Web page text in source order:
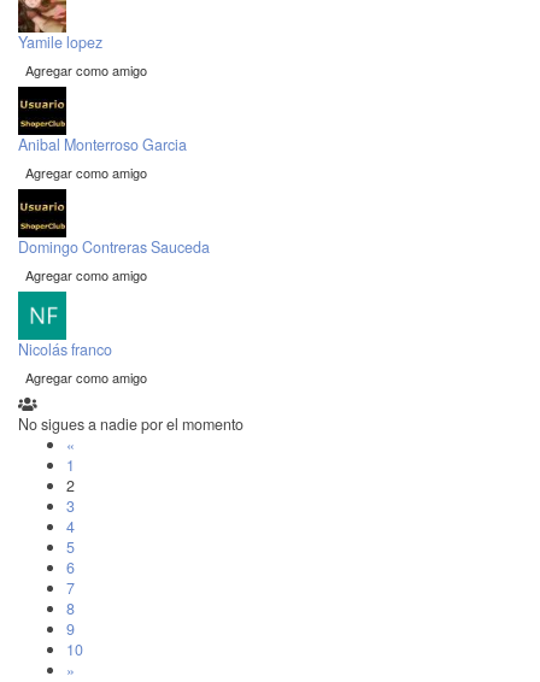
Yamile lopez
Agregar como amigo
Anibal Monterroso Garcia
Agregar como amigo
Domingo Contreras Sauceda
Agregar como amigo
Nicolás franco
Agregar como amigo
No sigues a nadie por el momento
«
1
2
3
4
5
6
7
8
9
10
»